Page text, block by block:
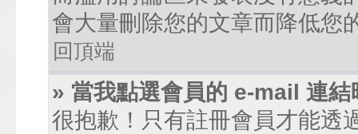
會大量刪除您的文章而降低您
回頂端
» 當我點選會員的 e-mail 連
很抱歉！只有註冊會員才能透